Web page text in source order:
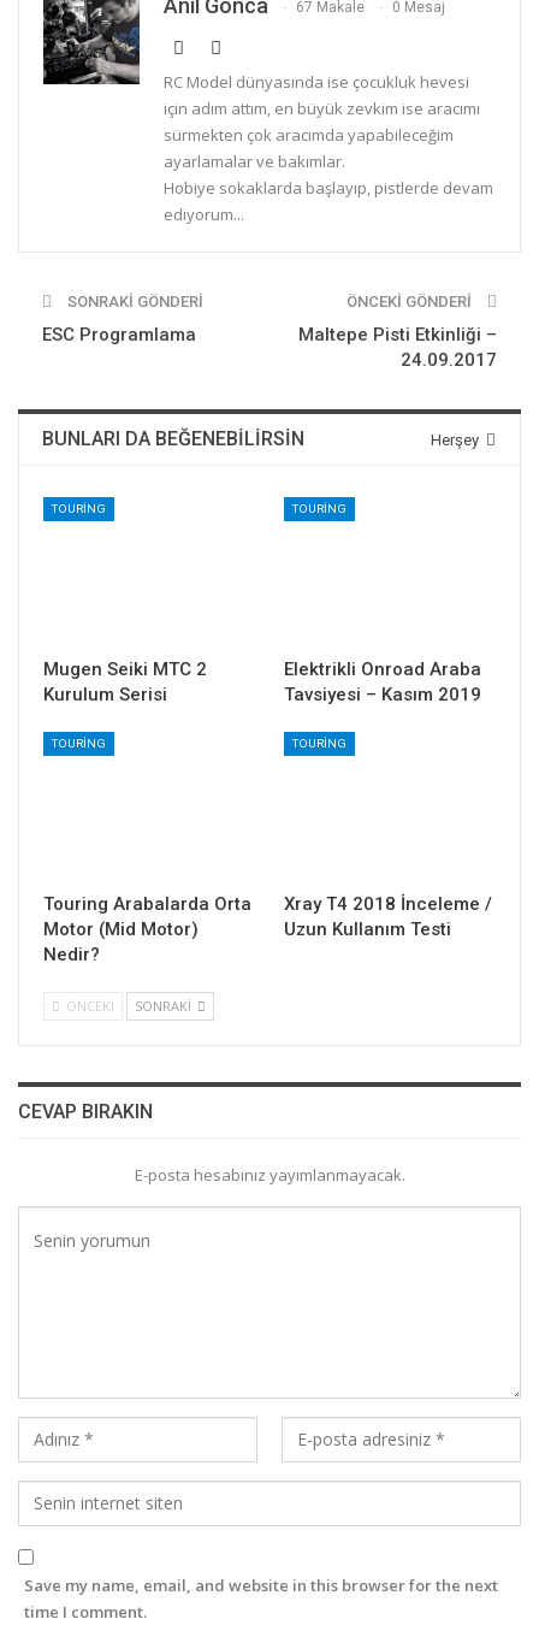
Anıl Gonca 67 Makale 0 Mesaj
RC Model dünyasında ise çocukluk hevesi
için adım attım, en büyük zevkim ise aracımı
sürmekten çok aracımda yapabileceğim
ayarlamalar ve bakımlar.
Hobiye sokaklarda başlayıp, pistlerde devam
ediyorum...
SONRAKI GÖNDERI
ESC Programlama
ÖNCEKI GÖNDERI
Maltepe Pisti Etkinliği –
24.09.2017
Herşey
BUNLARI DA BEĞENEBILIRSIN
TOURING
Mugen Seiki MTC 2
Kurulum Serisi
TOURING
Elektrikli Onroad Araba
Tavsiyesi – Kasım 2019
TOURING
Touring Arabalarda Orta
Motor (Mid Motor)
Nedir?
TOURING
Xray T4 2018 İnceleme /
Uzun Kullanım Testi
ÖNCEKI SONRAKI
CEVAP BIRAKIN
E-posta hesabınız yayımlanmayacak.
Save my name, email, and website in this browser for the next
time I comment.